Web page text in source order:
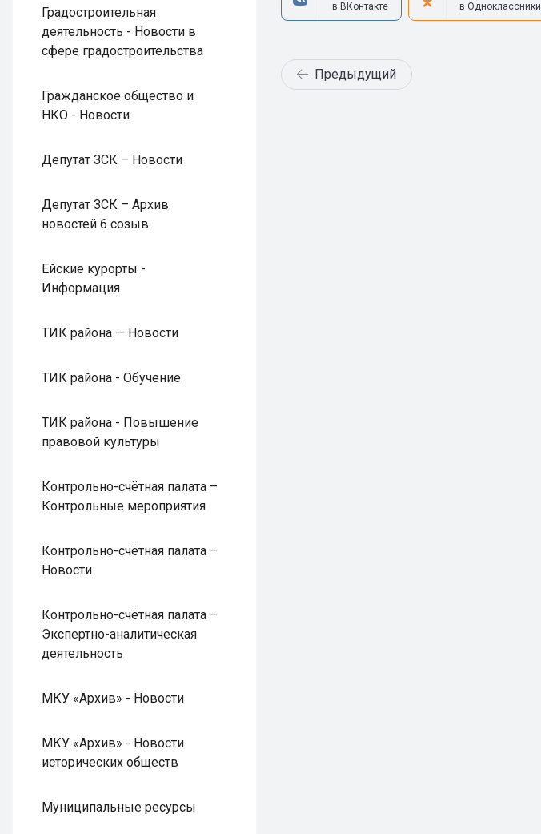
Градостроительная
деятельность - Новости в
сфере градостроительства
Гражданское общество и
НКО - Новости
Депутат ЗСК – Новости
Депутат ЗСК – Архив
новостей 6 созыв
Ейские курорты -
Информация
ТИК района — Новости
ТИК района - Обучение
ТИК района - Повышение
правовой культуры
Контрольно-счётная палата –
Контрольные мероприятия
Контрольно-счётная палата –
Новости
Контрольно-счётная палата –
Экспертно-аналитическая
деятельность
МКУ «Архив» - Новости
МКУ «Архив» - Новости
исторических обществ
Муниципальные ресурсы
в ВКонтакте
в Одноклассники
Предыдущий